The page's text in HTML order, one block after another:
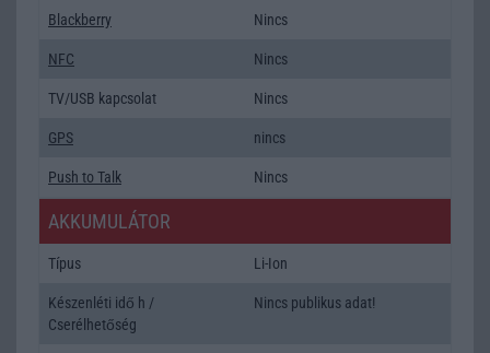
Blackberry Nincs
NFC Nincs
TV/USB kapcsolat Nincs
GPS nincs
Push to Talk Nincs
AKKUMULÁTOR
Típus Li-Ion
Készenléti idő h /
Cserélhetőség
Nincs publikus adat!